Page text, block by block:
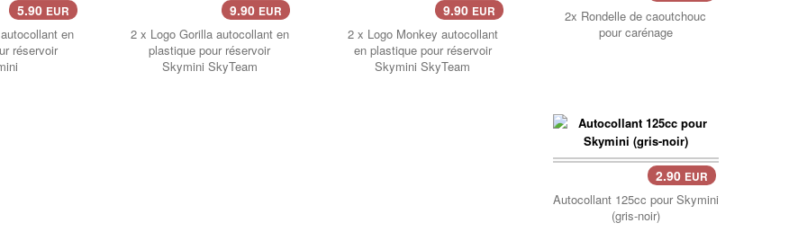
5.90 EUR
en
réservoir
9.90 EUR
2 x Logo Gorilla autocollant en
plastique pour réservoir
Skymini SkyTeam
9.90 EUR
2 x Logo Monkey autocollant
en plastique pour réservoir
Skymini SkyTeam
2x Rondelle de caoutchouc
pour carénage
2.90 EUR
Autocollant 125cc pour Skymini
(gris-noir)